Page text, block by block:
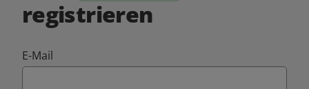
registrieren
E-Mail